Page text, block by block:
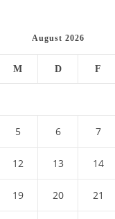
August 2026
M D F
5 6 7
12 13 14
19 20 21